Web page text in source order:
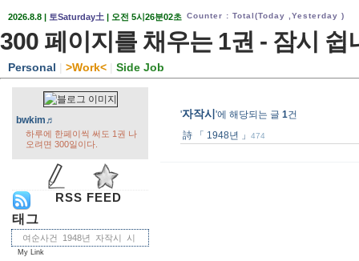
2026.8.8 | 토Saturday土 | 오전 5시26분02초 Counter : Total(Today , Yesterday )
300 페이지를 채우는 1권 - 잠시 쉽
Personal >Work< Side Job
bwkim♬
하루에 한페이씩 써도 1권 나
오려면 300일이다.
RSS FEED
태그
여순사건 1948년 자작시 시
My Link
'자작시 '에 해당되는 글 1건
詩 「 1948년 」
474